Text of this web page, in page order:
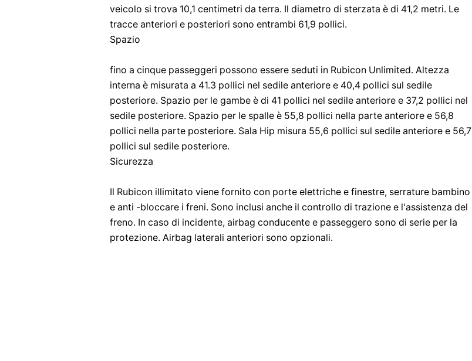
veicolo si trova 10,1 centimetri da terra. Il diametro di sterzata è di 41,2 metri. Le
tracce anteriori e posteriori sono entrambi 61,9 pollici.
Spazio
fino a cinque passeggeri possono essere seduti in Rubicon Unlimited. Altezza
interna è misurata a 41.3 pollici nel sedile anteriore e 40,4 pollici sul sedile
posteriore. Spazio per le gambe è di 41 pollici nel sedile anteriore e 37,2 pollici nel
sedile posteriore. Spazio per le spalle è 55,8 pollici nella parte anteriore e 56,8
pollici nella parte posteriore. Sala Hip misura 55,6 pollici sul sedile anteriore e 56,7
pollici sul sedile posteriore.
Sicurezza
Il Rubicon illimitato viene fornito con porte elettriche e finestre, serrature bambino
e anti -bloccare i freni. Sono inclusi anche il controllo di trazione e l'assistenza del
freno. In caso di incidente, airbag conducente e passeggero sono di serie per la
protezione. Airbag laterali anteriori sono opzionali.